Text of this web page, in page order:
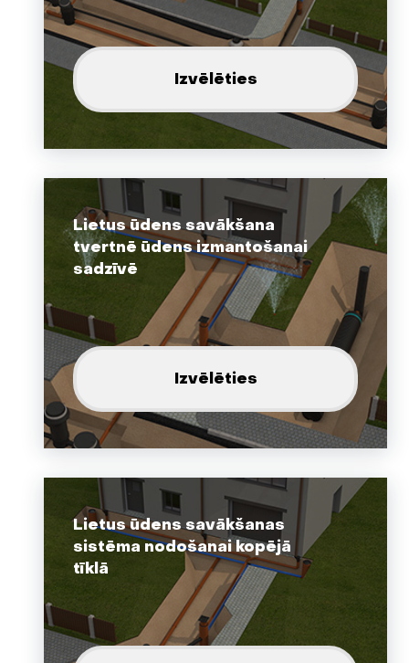
Izvēlēties
Lietus ūdens savākšana
tvertnē ūdens izmantošanai
sadzīvē
Izvēlēties
Lietus ūdens savākšanas
sistēma nodošanai kopējā
tīklā